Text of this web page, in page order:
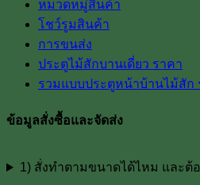
หมวดหมู่สินค้า
โชว์รูมสินค้า
การขนส่ง
ประตูไม้สักบานเดี่ยว ราคา
รวมแบบประตูหน้าบ้านไม้สัก
ข้อมูลสั่งซื้อและจัดส่ง
1) สั่งทำตามขนาดได้ไหม และต้